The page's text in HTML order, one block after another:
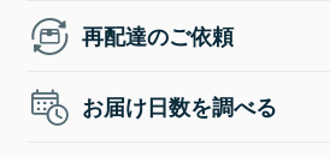
再配達のご依頼
お届け日数を調べる